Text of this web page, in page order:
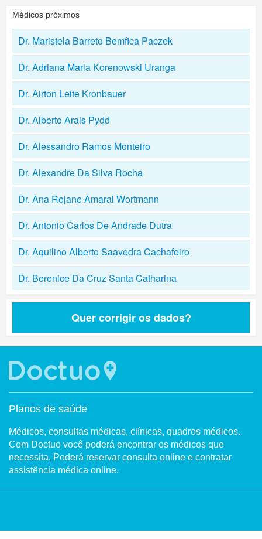
Médicos próximos
Dr. Maristela Barreto Bemfica Paczek
Dr. Adriana Maria Korenowski Uranga
Dr. Airton Leite Kronbauer
Dr. Alberto Arais Pydd
Dr. Alessandro Ramos Monteiro
Dr. Alexandre Da Silva Rocha
Dr. Ana Rejane Amaral Wortmann
Dr. Antonio Carlos De Andrade Dutra
Dr. Aquilino Alberto Saavedra Cachafeiro
Dr. Berenice Da Cruz Santa Catharina
Quer corrigir os dados?
Planos de saúde
Médicos, consultas médicas, clínicas, quadros médicos.
Com Doctuo você poderá encontrar os médicos que
necessita. Poderá reservar consulta online e contratar
assistência médica online.